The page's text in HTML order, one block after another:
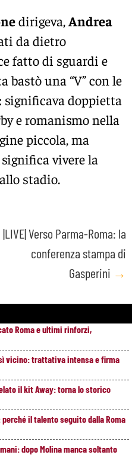
dirigeva,Andrea
da dietro
fatto di sguardi e
bastò una “V” con le
doppietta
e romanismo nella
piccola, ma
vivere la
stadio.
|LIVE| Verso Parma-Roma: la
conferenza stampa di
Gasperini →
Roma e ultimi rinforzi,
vicino: trattativa intensa e firma
il kit Away: torna lo storico
il talento seguito dalla Roma
dopo Molina manca soltanto